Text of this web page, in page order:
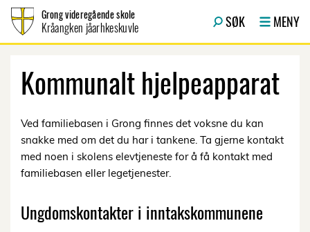
Hopp til innhold
Grong videregående skole
Kråangken jåarhkeskuvle SØK MENY
Kommunalt hjelpeapparat
Ved familiebasen i Grong finnes det voksne du kan
snakke med om det du har i tankene. Ta gjerne kontakt
med noen i skolens elevtjeneste for å få kontakt med
familiebasen eller legetjenester.
Ungdomskontakter i inntakskommunene